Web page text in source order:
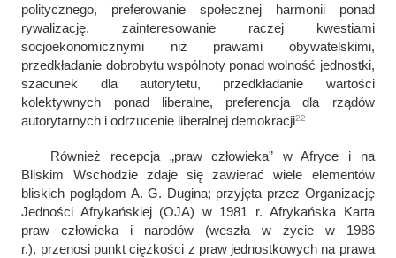
politycznego, preferowanie społecznej harmonii ponad
rywalizację, zainteresowanie raczej kwestiami
socjoekonomicznymi niż prawami obywatelskimi,
przedkładanie dobrobytu wspólnoty ponad wolność jednostki,
szacunek dla autorytetu, przedkładanie wartości
kolektywnych ponad liberalne, preferencja dla rządów
autorytarnych i odrzucenie liberalnej demokracji22
Również recepcja „praw człowieka” w Afryce i na
Bliskim Wschodzie zdaje się zawierać wiele elementów
bliskich poglądom A. G. Dugina; przyjęta przez Organizację
Jedności Afrykańskiej (OJA) w 1981 r.Afrykańska Karta
praw człowieka i narodów (weszła w życie w 1986
r.), przenosi punkt ciężkości z praw jednostkowych na prawa